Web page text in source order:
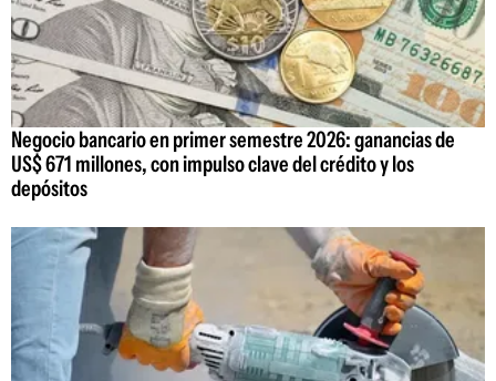
Negocio bancario en primer semestre 2026: ganancias de
US$ 671 millones, con impulso clave del crédito y los
depósitos